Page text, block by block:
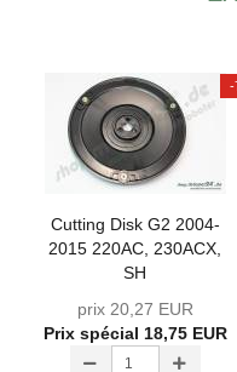
-
Cut­ting Disk G2 2004-​
2015 220AC, 230ACX,
SH
prix 20,27 EUR
Prix ​​spécial 18,75 EUR